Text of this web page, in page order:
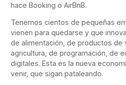
hace Booking o AirBnB.
Tenemos cientos de pequeñas
vienen para quedarse y que
de alimentación, de productos de
agricultura, de programación, de
digitales. Esta es la nueva
venir, que sigan pataleando.